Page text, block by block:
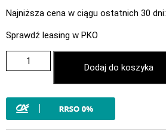
Najniższa cena w ciągu ostatnich 30 dni:
Sprawdź leasing w PKO
Dodaj do koszyka